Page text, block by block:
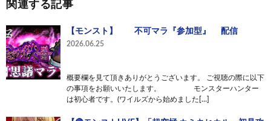
関連する記事
【モンスト】 不可マラ『参加型』 配信
2026.06.25
概要欄を見て頂きありがとうございます。 ご視聴の際に以下
の事項をお願いいたします。 モンスターハンター
は初心者です。(ワイルズから始めました[…]